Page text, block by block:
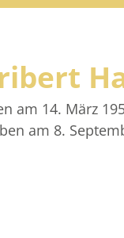
am 14. März
am 8.